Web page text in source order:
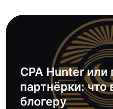
CPA Hunter
партнёрки: что
блогеру